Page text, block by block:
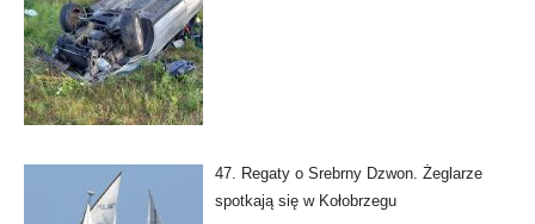
47. Regaty o Srebrny Dzwon. Żeglarze
spotkają się w Kołobrzegu